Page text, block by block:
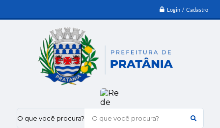
Login / Cadastro
O que você procura?